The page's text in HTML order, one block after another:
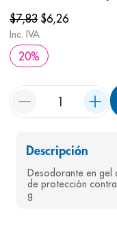
$7,83 $6,26
Inc. IVA
20%
Descripción
Desodorante en gel
de protección
g.
3.
4. cerave
bioderma
8. desodorante
9. pediasure
10